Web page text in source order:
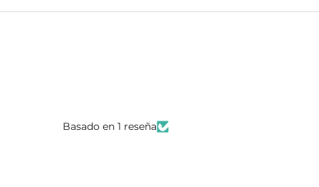
Basado en 1 reseña